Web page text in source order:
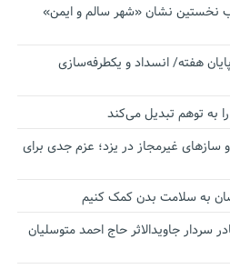
نخستین نشان «شهر سالم و ایمن»
هفته/ انسداد و یکطرفه‌سازی
به توهم تبدیل می‌کند
سازهای غیرمجاز در یزد؛ عزم جدی برای
به سلامت بدن کمک کنیم
جاویدالاثر حاج احمد متوسلیان